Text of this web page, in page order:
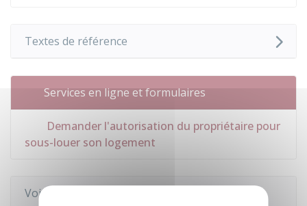
Textes de référence
Services en ligne et formulaires
Demander l'autorisation du propriétaire pour
sous-louer son logement
Voir aussi